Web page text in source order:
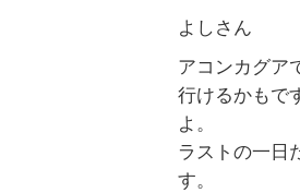
よしさん
アコンカグア
行けるかもで
よ。
ラストの一日
す。